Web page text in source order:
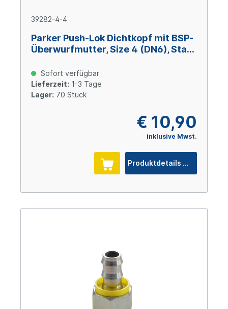
39282-4-4
Parker Push-Lok Dichtkopf mit BSP-
Überwurfmutter, Size 4 (DN6), Stahl
Sofort verfügbar
Lieferzeit: 1-3 Tage
Lager: 70 Stück
€ 10,90
inklusive Mwst.
Produktdetails